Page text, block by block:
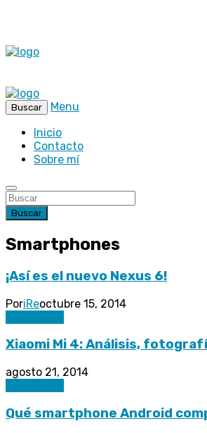
Buscar
Menu
Inicio
Contacto
Sobre mí
Buscar
Smartphones
¡Así es el nuevo Nexus 6!
PoriReoctubre 15, 2014
Xiaomi Mi 4: Análisis,
agosto 21, 2014
Qué smartphone Android